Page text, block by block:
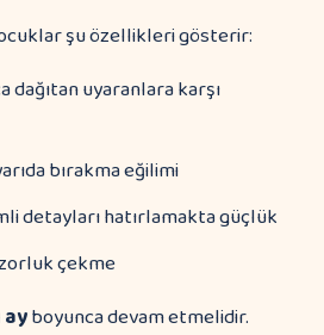
şu özellikleri gösterir:
uyaranlara karşı
bırakma eğilimi
detayları hatırlamakta güçlük
çekme
ayboyunca devam etmelidir.